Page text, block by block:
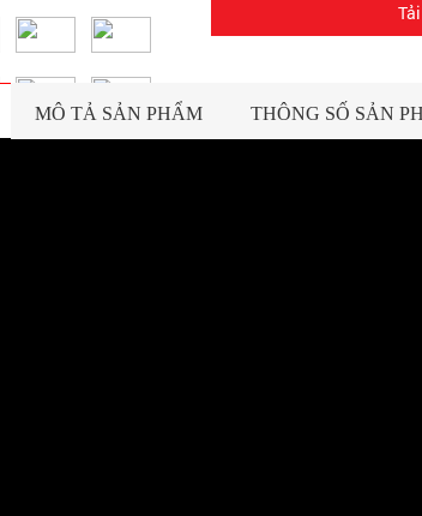
MÔ TẢ SẢN PHẨM THÔNG SỐ SẢN